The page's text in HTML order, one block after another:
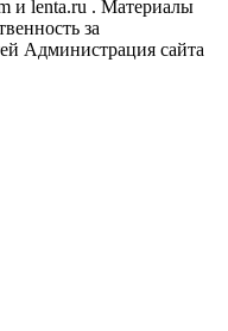
и lenta.ru . Материалы
за
Администрация сайта